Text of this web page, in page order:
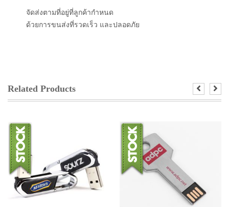
จัดส่งตามที่อยู่ที่ลูกค้ากำหนด
ด้วยการขนส่งที่รวดเร็ว และปลอดภัย
Related Products